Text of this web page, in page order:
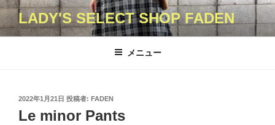
コ
ン
テ
LADY'S SELECT SHOP FADEN
メニュー
投
稿
日:
2022年1月21日 投稿者: FADEN
Le minor Pants